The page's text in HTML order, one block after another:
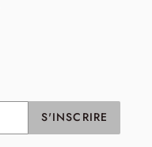
S'INSCRIRE